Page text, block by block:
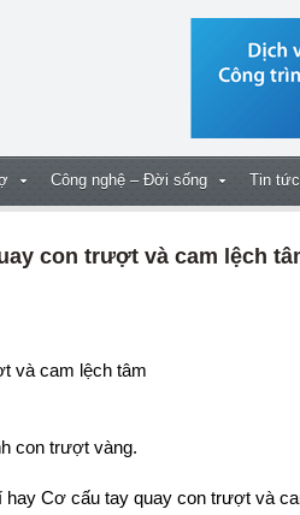
Công nghệ – Đời sống Tin
con trượt và cam lệch
và cam lệch tâm
con trượt vàng.
Cơ cấu tay quay con trượt và